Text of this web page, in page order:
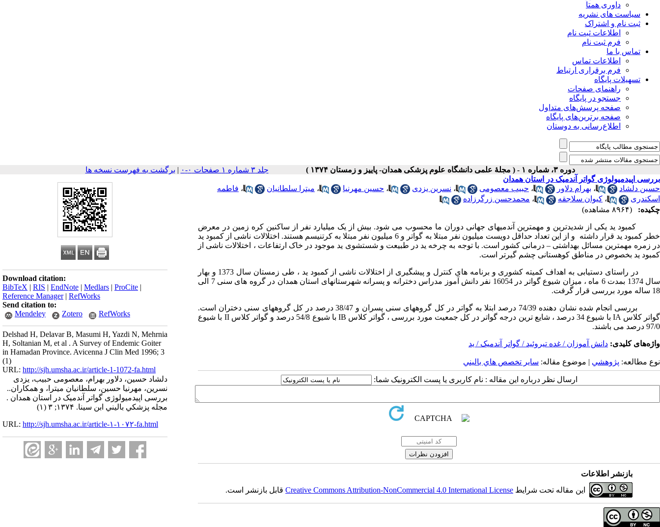
داوری همتا
سیاست های نشریه
ثبت نام و اشتراک
اطلاعات ثبت نام
فرم ثبت نام
تماس با ما
اطلاعات تماس
فرم برقراری ارتباط
تسهیلات پایگاه
راهنمای صفحات
جستجو در پایگاه
صفحه پرسش‌های متداول
صفحه برترین‌های پایگاه
اطلاع‌رسانی به دوستان
دوره ۳، شماره ۱ - ( مجلۀ علمی دانشگاه علوم پزشکی همدان- پاييز و زمستان ۱۳۷۴ ) جلد ۳ شماره ۱ صفحات ۰-۰ | برگشت به فهرست نسخه ها
Download citation:
BibTeX | RIS | EndNote | Medlars | ProCite |
Reference Manager| RefWorks
Send citation to:
Mendeley
Zotero RefWorks
Delshad H, Delavar B, Masumi H, Yazdi N, Mehrnia
H, Soltanian M, et al . A Survey of Endemic Goiter
in Hamadan Province. Avicenna J Clin Med 1996; 3
(1)
URL: http://sjh.umsha.ac.ir/article-1-1072-fa.html
دلشاد حسین، دلاور بهرام، معصومی حبیب، یزدی
نسرین، مهرنیا حسین، سلطانیان میترا، و همکاران..
بررسی اپیدمیولوژی گواتر آندمیک در استان همدان .
مجله پزشكي باليني ابن سينا. ۱۳۷۴; ۳ (۱)
URL: http://sjh.umsha.ac.ir/article-۱-۱۰۷۲-fa.html
بررسی اپیدمیولوژی گواتر آندمیک در استان همدان
حسین دلشاد
، بهرام دلاور ، حبیب معصومی ، نسرین یزدی ، حسین مهرنیا ، میترا سلطانیان ، فاطمه
اسکندری
، کیوان سلاجقه ، محمدحسن زرگرزاده
چکیده:
(۸۹۶۴ مشاهده)
کمبود ید یکی از شدیدترین و مهمترین آندمیهای جهانی دوران ما محسوب می شود. بیش از یک میلیارد نفر از ساکنین کره زمین در معرض
خطر کمبود ید قرار داشته و از این تعداد حداقل دویست میلیون نفر مبتلا به گواتر و 6 میلیون نفر مبتلا به کرتنیسم هستند. اختلالات ناشی از کمبود ید
در زمره مهمترین مسائل بهداشتی –درمانی کشور است. با توجه به چرخه ید در طبیعت و شستشوی ید موجود در خاک ارتفاعات ، اختلالات ناشی از
کمبود ید بخصوص در مناطق کوهستانی چشم گیرتر است.
در راستای دستیابی به اهداف کمیته کشوری و برنامه های کنترل و پیشگیری از اختلالات ناشی از کمبود ید ، طی زمستان سال 1373 و بهار
سال 1374 بمدت 6 ماه ، میزان شیوع گواتر در 16054 نفر دانش آموز مدراس دخترانه و پسرانه شهرستانهای استان همدان در گروه های سنی 7 الی
18 ساله مورد بررسی قرار گرفت.
بررسی انجام شده نشان دهنده 74/39 درصد ابتلا به گواتر در کل گروههای سنی پسران و 38/47 درصد در کل گروههای سنی دختران است.
گواتر کلاس IA با شیوع 34 درصد ، شایع ترین درجه گواتر در کل جمعیت مورد بررسی ، گواتر کلاس IB با شیوع 54/8 درصد و گواتر کلاس II با شیوع
97/0 درصد می باشند.
واژه‌های کلیدی: دانش آموزان / غده تیروئید / گواتر آندمیک / ید
نوع مطالعه: پژوهشي | موضوع مقاله: سایر تخصص هاي باليني
ارسال نظر درباره این مقاله : نام کاربری یا پست الکترونیک شما:
بازنشر اطلاعات
این مقاله تحت شرایط Creative Commons Attribution-NonCommercial 4.0 International Licenseقابل بازنشر است.